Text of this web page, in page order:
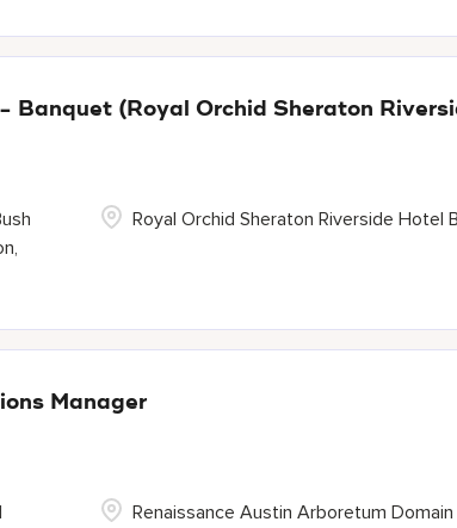
Banquet (Royal Orchid Sheraton
Royal Orchid Sheraton Riverside Hotel
Manager
Renaissance Austin Arboretum